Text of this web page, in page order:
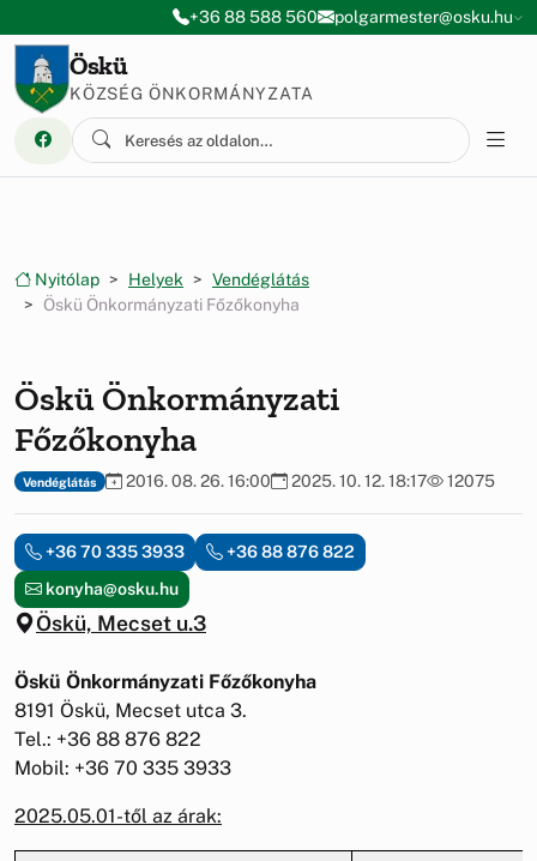
Ugrás a menüre
Ugrás a tartalomra+36 88 588 560 polgarmester@osku.hu
Öskü
KÖZSÉG ÖNKORMÁNYZATA
Nyitólap Helyek
Vendéglátás
Öskü Önkormányzati Főzőkonyha
Öskü Önkormányzati
Főzőkonyha
Vendéglátás 2016. 08. 26. 16:00 2025. 10. 12. 18:17 12075
Öskü, Mecset u.3
+36 70 335 3933
+36 88 876 822
konyha@osku.hu
Öskü Önkormányzati Főzőkonyha
8191 Öskü, Mecset utca 3.
Tel.: +36 88 876 822
Mobil: +36 70 335 3933
2025.05.01-től az árak: